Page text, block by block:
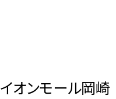
イオンモール岡崎